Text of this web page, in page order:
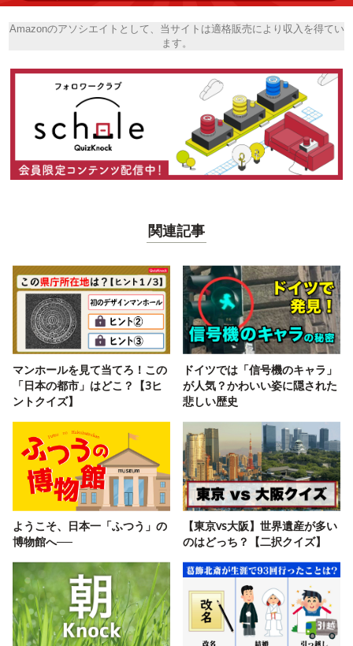
Amazonのアソシエイトとして、当サイトは適格販売により収入を得てい
ます。
関連記事
マンホールを見て当てろ！この
「日本の都市」はどこ？【3ヒ
ントクイズ】
ドイツでは「信号機のキャラ」
が人気？かわいい姿に隠された
悲しい歴史
ようこそ、日本一「ふつう」の
博物館へ──
【東京vs大阪】世界遺産が多い
のはどっち？【二択クイズ】